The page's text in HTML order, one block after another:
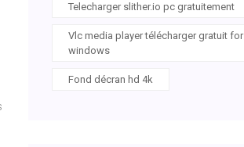
Telecharger slither.io pc gratuitement
Vlc media player télécharger gratuit for
windows
Fond décran hd 4k